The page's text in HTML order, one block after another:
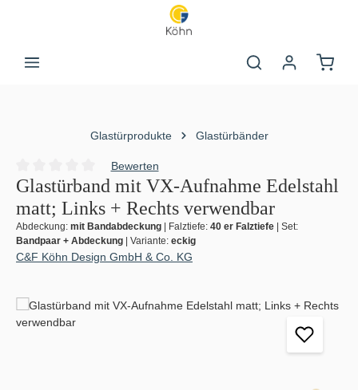
Glastürprodukte Glastürbänder
Durchschnittliche Bewertung von 0 von 5 Sternen
Bewerten
Glastürband mit VX-Aufnahme Edelstahl
matt; Links + Rechts verwendbar
Abdeckung: mit Bandabdeckung | Falztiefe: 40 er Falztiefe | Set:
Bandpaar + Abdeckung | Variante: eckig
C&F Köhn Design GmbH & Co. KG
Bildergalerie überspringen